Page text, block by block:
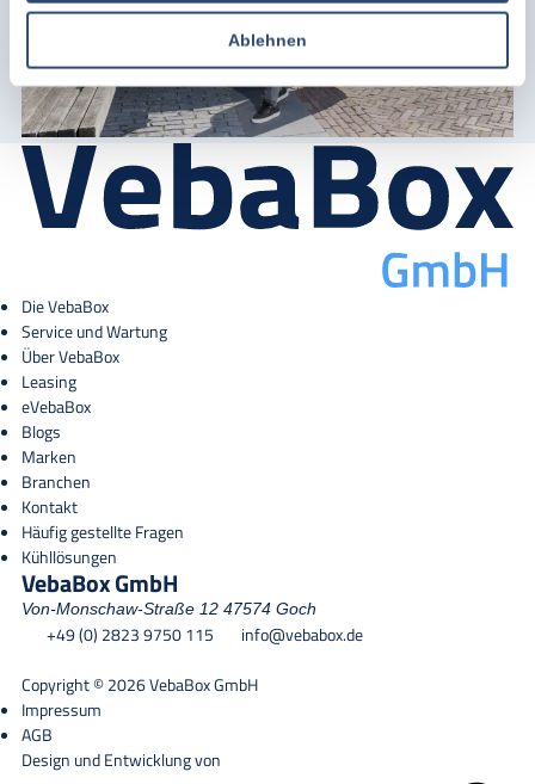
Ablehnen
Die VebaBox
Service und Wartung
Über VebaBox
Leasing
eVebaBox
Blogs
Marken
Branchen
Kontakt
Häufig gestellte Fragen
Kühllösungen
VebaBox GmbH
Von-Monschaw-Straße 12 47574 Goch
+49 (0) 2823 9750 115
info@vebabox.de
Copyright © 2026 VebaBox GmbH
Impressum
AGB
Design und Entwicklung von